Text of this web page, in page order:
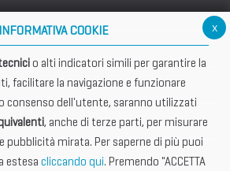
x
INFORMATIVA COOKIE
o alti indicatori simili per garantire la
facilitare la navigazione e funzionare
consenso dell'utente, saranno utilizzati
, anche di terze parti, per misurare
pubblicità mirata. Per saperne di più puoi
estesa cliccando qui. Premendo "ACCETTA